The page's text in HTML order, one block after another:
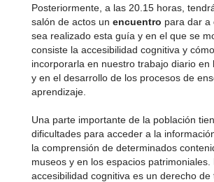
Posteriormente, a las 20.15 horas,
salón de actos un encuentro para dar a
sea realizado esta guía y en el que se
consiste la accesibilidad cognitiva y
incorporarla en nuestro trabajo diario en
y en el desarrollo de los procesos de
aprendizaje.
Una parte importante de la población
dificultades para acceder a la
la comprensión de determinados
museos y en los espacios patrimoniales.
accesibilidad cognitiva es un derecho de